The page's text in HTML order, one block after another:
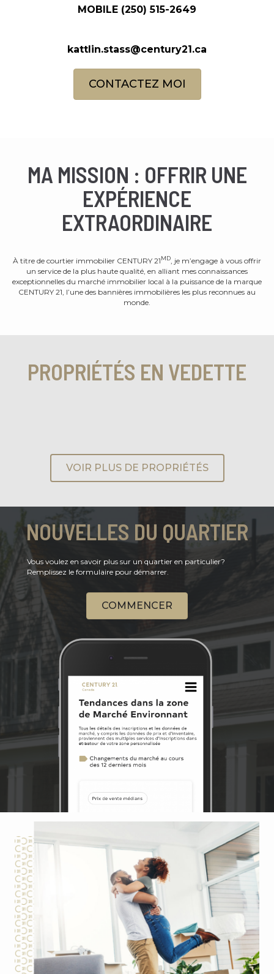
MOBILE (250) 515-2649
kattlin.stass@century21.ca
CONTACTEZ MOI
MA MISSION : OFFRIR UNE
EXPÉRIENCE
EXTRAORDINAIRE
À titre de courtier immobilier CENTURY 21MD
, je m’engage à vous offrir
un service de la plus haute qualité, en alliant mes connaissances
exceptionnelles du marché immobilier local à la puissance de la marque
CENTURY 21, l’une des bannières immobilières les plus reconnues au
monde.
PROPRIÉTÉS EN VEDETTE
VOIR PLUS DE PROPRIÉTÉS
NOUVELLES DU QUARTIER
Vous voulez en savoir plus sur un quartier en particulier?
Remplissez le formulaire pour démarrer.
COMMENCER